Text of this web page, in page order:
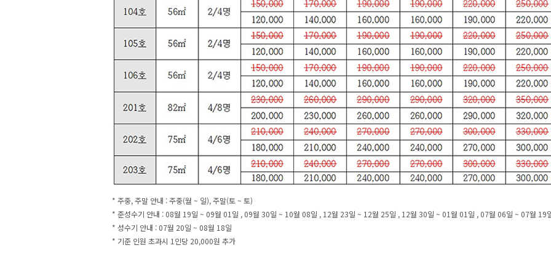
* 주중, 주말 안내 : 주중(월 ~ 일), 주말(토 ~ 토)
* 준성수기 안내 : 08월 19일 ~ 09월 01일 , 09월 30일 ~ 10월 08일 , 12월 23일 ~ 12월 25일 , 12월 30일 ~ 01월 01일 , 07월 06일 ~ 07월 19
* 성수기 안내 : 07월 20일 ~ 08월 18일
* 기준 인원 초과시 1인당 20,000원 추가